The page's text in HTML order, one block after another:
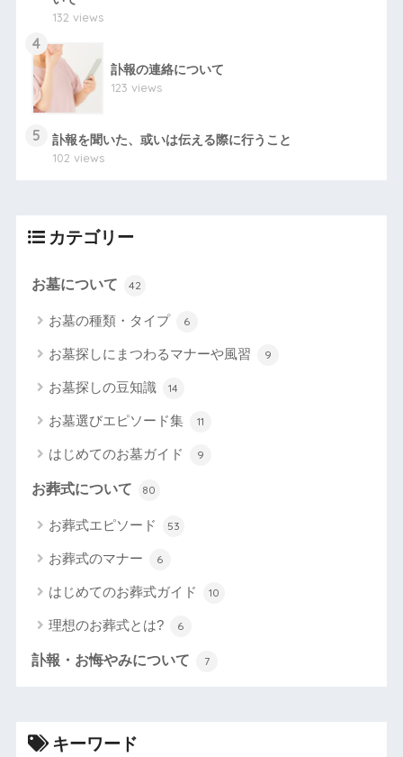
132 views
4
訃報の連絡について
123 views
5
訃報を聞いた、或いは伝える際に行うこと
102 views
カテゴリー
お墓について 42
お墓の種類・タイプ 6
お墓探しにまつわるマナーや風習 9
お墓探しの豆知識 14
お墓選びエピソード集 11
はじめてのお墓ガイド 9
お葬式について 80
お葬式エピソード 53
お葬式のマナー 6
はじめてのお葬式ガイド 10
理想のお葬式とは? 6
訃報・お悔やみについて 7
キーワード